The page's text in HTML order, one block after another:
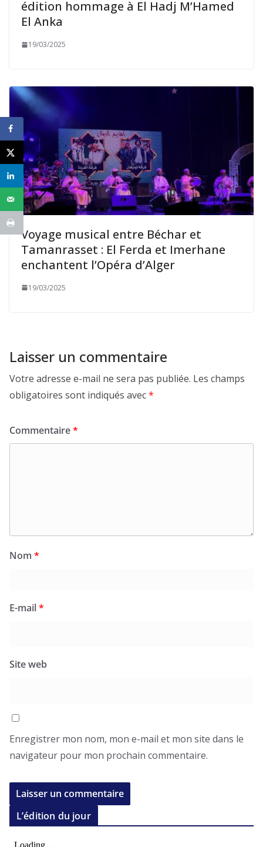
édition hommage à El Hadj M’Hamed
El Anka
19/03/2025
Voyage musical entre Béchar et
Tamanrasset : El Ferda et Imerhane
enchantent l’Opéra d’Alger
19/03/2025
Laisser un commentaire
Votre adresse e-mail ne sera pas publiée. Les champs
obligatoires sont indiqués avec*
Commentaire*
Nom *
E-mail*
Site web
Enregistrer mon nom, mon e-mail et mon site dans le
navigateur pour mon prochain commentaire.
L’édition du jour